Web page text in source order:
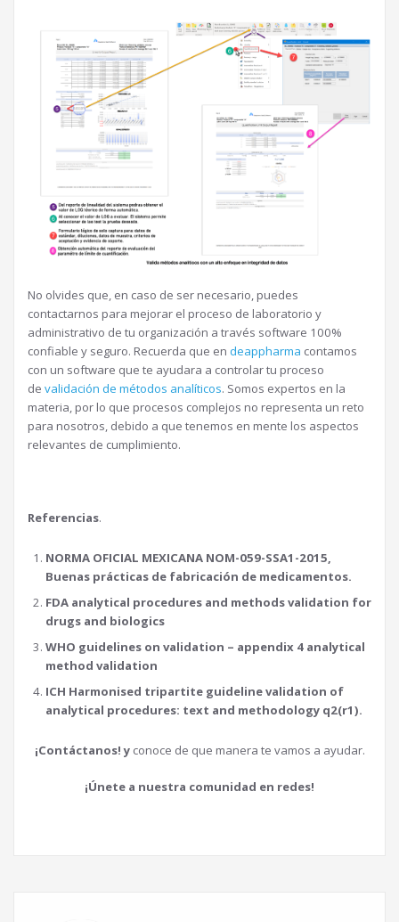
No olvides que, en caso de ser necesario, puedes
contactarnos para mejorar el proceso de laboratorio y
administrativo de tu organización a través software 100%
confiable y seguro. Recuerda que en deappharma contamos
con un software que te ayudara a controlar tu proceso
de validación de métodos analíticos. Somos expertos en la
materia, por lo que procesos complejos no representa un reto
para nosotros, debido a que tenemos en mente los aspectos
relevantes de cumplimiento.
Referencias.
NORMA OFICIAL MEXICANA NOM-059-SSA1-2015,
Buenas prácticas de fabricación de medicamentos.
FDA analytical procedures and methods validation for
drugs and biologics
WHO guidelines on validation – appendix 4 analytical
method validation
ICH Harmonised tripartite guideline validation of
analytical procedures: text and methodology q2(r1).
¡Contáctanos! yconoce de que manera te vamos a ayudar.
¡Únete a nuestra comunidad en redes!